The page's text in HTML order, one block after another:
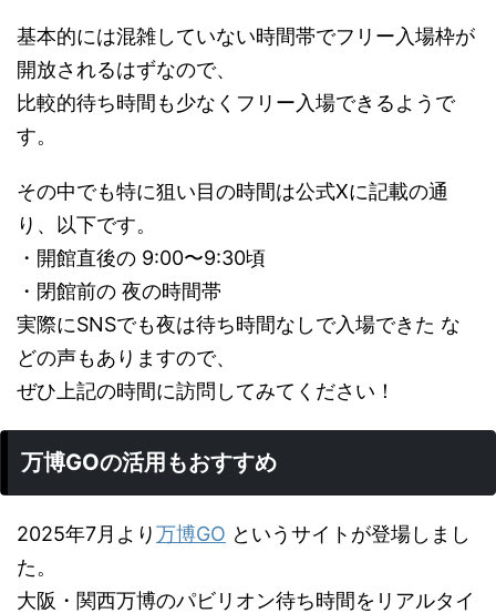
基本的には混雑していない時間帯でフリー入場枠が
開放されるはずなので、
比較的待ち時間も少なくフリー入場できるようで
す。
その中でも特に狙い目の時間は公式Xに記載の通
り、以下です。
・開館直後の 9:00〜9:30頃
・閉館前の 夜の時間帯
実際にSNSでも夜は待ち時間なしで入場できた な
どの声もありますので、
ぜひ上記の時間に訪問してみてください！
万博GOの活用もおすすめ
2025年7月より万博GO というサイトが登場しまし
た。
大阪・関西万博のパビリオン待ち時間をリアルタイ